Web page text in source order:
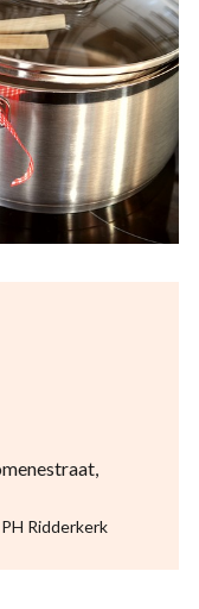
Ridderkerk